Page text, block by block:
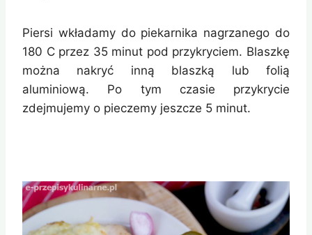
Piersi wkładamy do piekarnika nagrzanego do
180 C przez 35 minut pod przykryciem. Blaszkę
można nakryć inną blaszką lub folią
aluminiową. Po tym czasie przykrycie
zdejmujemy o pieczemy jeszcze 5 minut.